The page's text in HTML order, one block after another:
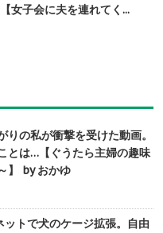
女子会に夫を連れてく...
りの私が衝撃を受けた動画。
とは…【ぐうたら主婦の趣味
】 by おかゆ
ットで犬のケージ拡張。自由